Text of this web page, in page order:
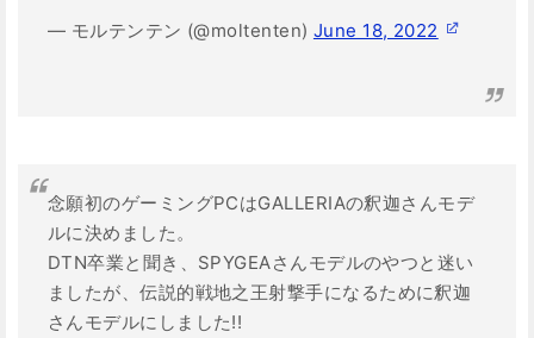
— モルテンテン (@moltenten) June 18, 2022
念願初のゲーミングPCはGALLERIAの釈迦さんモデ
ルに決めました。
DTN卒業と聞き、SPYGEAさんモデルのやつと迷い
ましたが、伝説的戦地之王射撃手になるために釈迦
さんモデルにしました!!